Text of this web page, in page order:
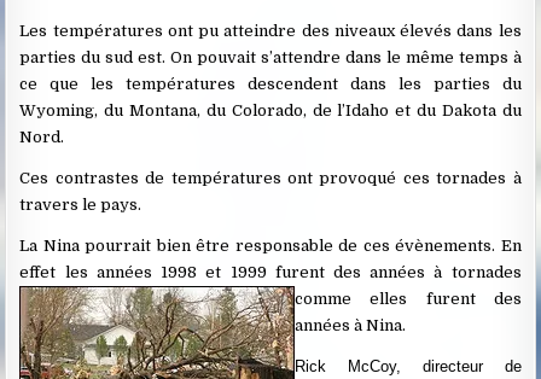
Les températures ont pu atteindre des niveaux élevés dans les
parties du sud est. On pouvait s’attendre dans le même temps à
ce que les températures descendent dans les parties du
Wyoming, du Montana, du Colorado, de l’Idaho et du Dakota du
Nord.
Ces contrastes de températures ont provoqué ces tornades à
travers le pays.
La Nina pourrait bien être responsable de ces évènements. En
effet les années 1998 et 1999 furent des années à tornades
comme elles furent des
années à Nina.
Rick McCoy, directeur de